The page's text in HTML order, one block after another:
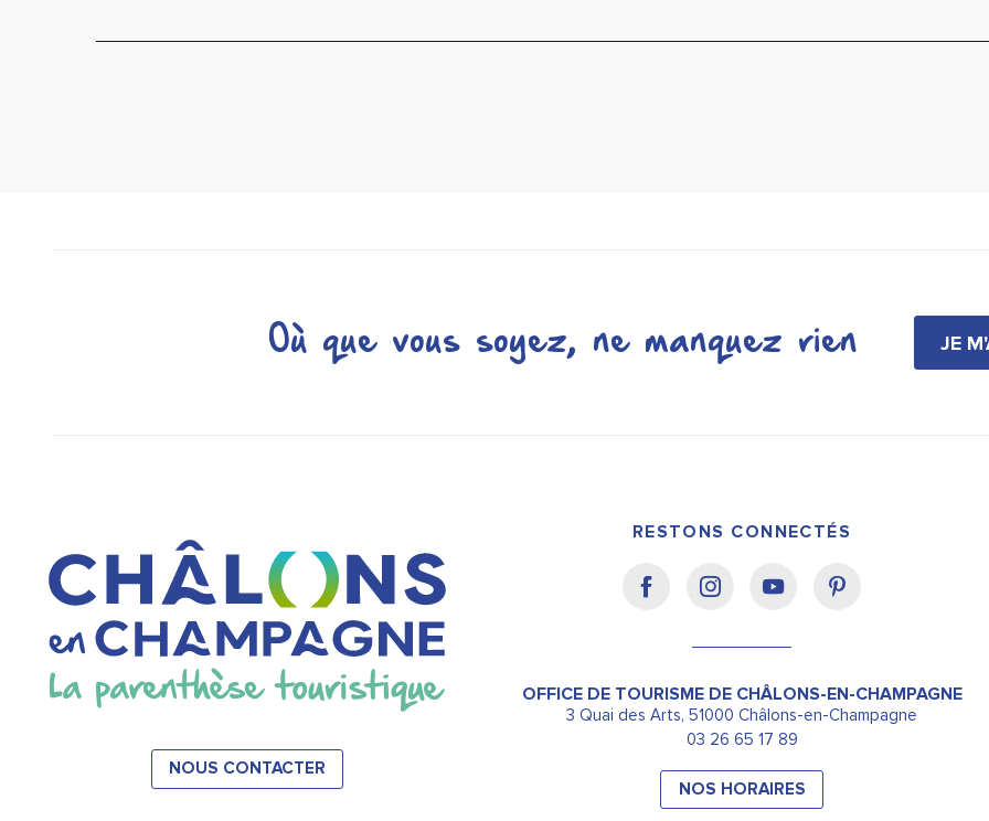
Où que vous soyez, ne manquez rien JE
NOUS CONTACTER
RESTONS CONNECTÉS
OFFICE DE TOURISME DE CHÂLONS-EN-CHAMPAGNE
3 Quai des Arts, 51000 Châlons-en-Champagne
03 26 65 17 89
NOS HORAIRES